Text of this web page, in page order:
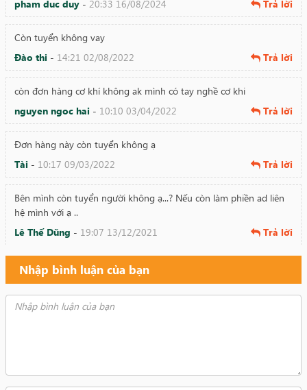
pham duc duy - 20:33 16/08/2024 Trả lời
Còn tuyển không vay
Đào thi - 14:21 02/08/2022 Trả lời
còn đơn hàng cơ khí không ak mình có tay nghề cơ khi
nguyen ngoc hai - 10:10 03/04/2022 Trả lời
Đơn hàng này còn tuyển không ạ
Tài - 10:17 09/03/2022 Trả lời
Bên mình còn tuyển người không ạ...? Nếu còn làm phiền ad liên
hệ mình với ạ ..
Lê Thế Dũng - 19:07 13/12/2021 Trả lời
Đơn này còn tuyển o ạ Em năm nay 31 tuổi
Nguyễn Lành-18:53 27/07/2021 Trả lời
Nhập bình luận của bạn